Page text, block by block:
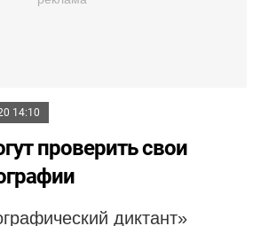
14:10
проверить свои
диктант»